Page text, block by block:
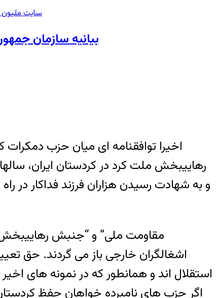
سایت ملیون
بیانیه سازمان
اخیرا توافقنامه ای میان حزب
رهایی‏بخش ملت کرد در کردستان ایران،
و به شهادت رسیدن هزاران فرزند فداکار
اشغالگران خارجی باز می گردند. حق
استقلال اند و همانطور که در نمونه های
اگر حزب های نامبرده خواهان حفظ